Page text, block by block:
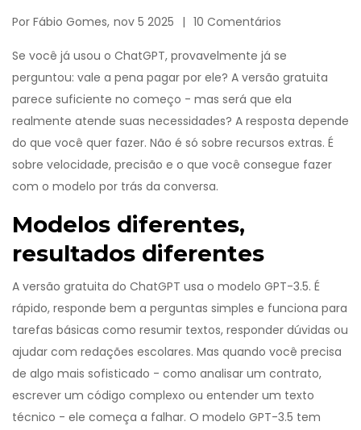
Por Fábio Gomes, nov 5 2025 10 Comentários
Se você já usou o ChatGPT, provavelmente já se
perguntou: vale a pena pagar por ele? A versão gratuita
parece suficiente no começo - mas será que ela
realmente atende suas necessidades? A resposta depende
do que você quer fazer. Não é só sobre recursos extras. É
sobre velocidade, precisão e o que você consegue fazer
com o modelo por trás da conversa.
Modelos diferentes,
resultados diferentes
A versão gratuita do ChatGPT usa o modelo GPT-3.5. É
rápido, responde bem a perguntas simples e funciona para
tarefas básicas como resumir textos, responder dúvidas ou
ajudar com redações escolares. Mas quando você precisa
de algo mais sofisticado - como analisar um contrato,
escrever um código complexo ou entender um texto
técnico - ele começa a falhar. O modelo GPT-3.5 tem